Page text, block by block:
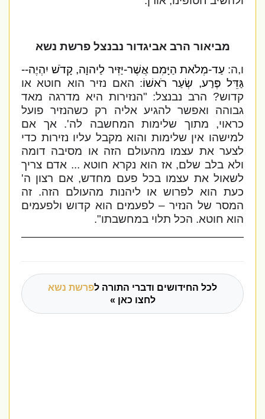
מביאור הרב אביגדור נבנצל פרשת נשא
ו,ה:עַד-מְלֹאת הַיָּמִם אֲשֶׁר-יַזִּיר לַיהוָה, קָדֹשׁ יִהְיֶה--
גַּדֵּל פֶּרַע, שְׂעַר רֹאשׁוֹ: האם נזיר הוא חוטא או
קדוש? הרב נבנצל: "הנזירות היא מדרגה מאד
גבוהה ואפשר להגיע אליה רק כשהנזיר פועל
כראוי, מתוך שלימות המחשבה לה'. אך אם
למישהו אין שלימות והוא מקבל עליו נזירות כדי
לצער את עצמו מהעולם הזה או מסיבה דומה
ולא בלב שלם, אז הוא נקרא חוטא ... אדם צריך
לשאול את עצמו בכל פעם מחדש, אם רצון ה'
כעת הוא לפרוש או ליהנות מהעולם הזה. זה
המסר של הנזיר – לפעמים הוא קדוש ולפעמים
הוא חוטא. הכל תלוי במחשבתו".
לכל החידושים ודברי התורה לפרשת נשא
לחצו כאן »